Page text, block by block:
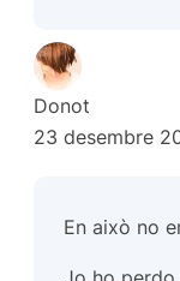
Donot
23 desembre
En això no